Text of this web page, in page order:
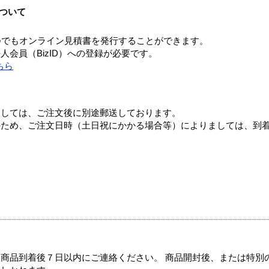
いて
もオンライン見積書を発行することができます。
会員（BizID）への登録が必要です。
ら
ては、ご注文後に別途郵送しております。
め、ご注文日時（土日祝にかかる場合等）によりましては、到
品到着後７日以内にご連絡ください。 商品開封後、または特別